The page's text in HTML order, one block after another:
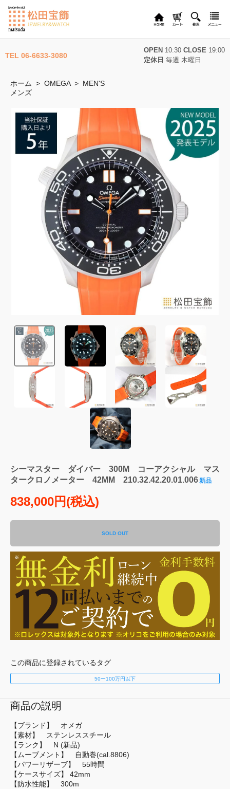
TEL 06-6633-3080
OPEN 10:30 CLOSE 19:00
定休日 毎週 木曜日
ホーム > OMEGA > MEN'S
メンズ
シーマスター ダイバー 300M コーアクシャル マス
タークロノメーター 42MM 210.32.42.20.01.006新品
838,000円(税込)
SOLD OUT
この商品に登録されているタグ
50ー100万円以下
商品の説明
【ブランド】 オメガ
【素材】 ステンレススチール
【ランク】 N (新品)
【ムーブメント】 自動巻(cal.8806)
【パワーリザーブ】 55時間
【ケースサイズ】 42mm
【防水性能】 300m